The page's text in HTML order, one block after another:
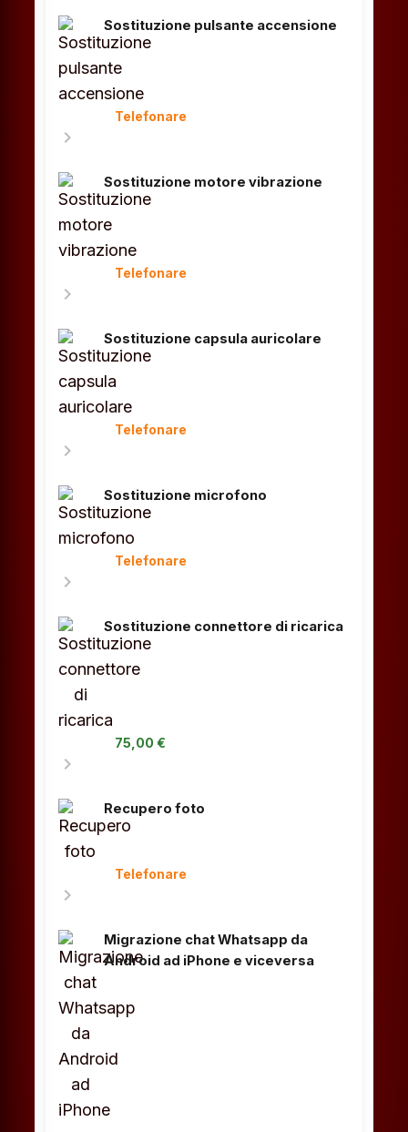
Sostituzione pulsante accensione
Telefonare
chevron_right
Sostituzione motore vibrazione
Telefonare
chevron_right
Sostituzione capsula auricolare
Telefonare
chevron_right
Sostituzione microfono
Telefonare
chevron_right
Sostituzione connettore di ricarica
75,00 €
chevron_right
Recupero foto
Telefonare
chevron_right
Migrazione chat Whatsapp da
Android ad iPhone e viceversa